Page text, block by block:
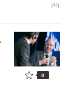
PR
0